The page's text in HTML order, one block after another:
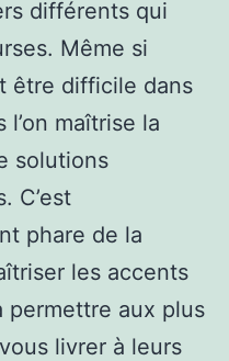
différents qui
Même si
être difficile dans
maîtrise la
solutions
C’est
phare de la
les accents
permettre aux plus
livrer à leurs